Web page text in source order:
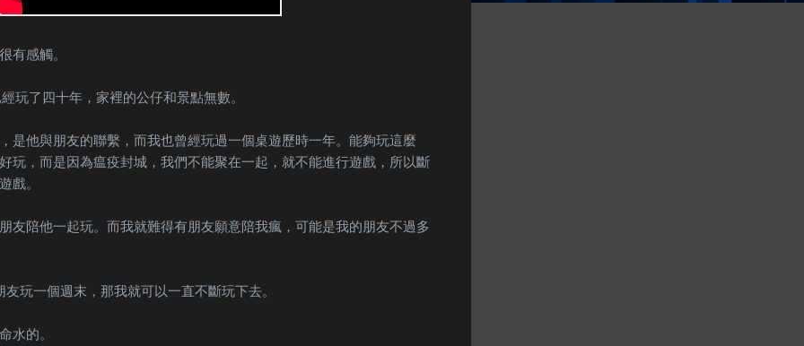
有感觸。
玩了四十年，家裡的公仔和景點無數。
是他與朋友的聯繫，而我也曾經玩過一個桌遊歷時一年。能夠玩這麼
玩，而是因為瘟疫封城，我們不能聚在一起，就不能進行遊戲，所以斷
戲。
友陪他一起玩。而我就難得有朋友願意陪我瘋，可能是我的朋友不過多
玩一個週末，那我就可以一直不斷玩下去。
水的。